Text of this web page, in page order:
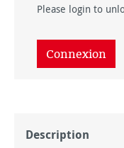
Please login to
Connexion
Description